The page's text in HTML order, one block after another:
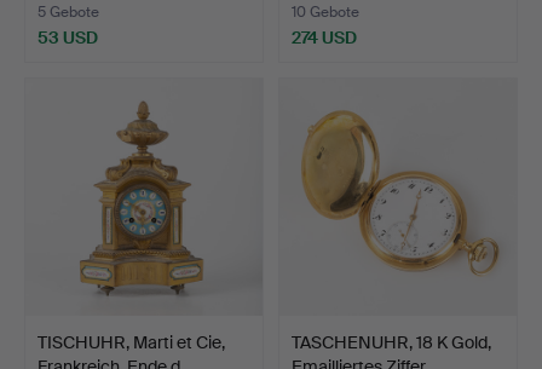
5 Gebote
53 USD
10 Gebote
274 USD
TISCHUHR, Marti et Cie,
TASCHENUHR, 18 K Gold,